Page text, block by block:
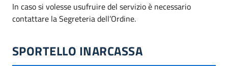
In caso si volesse usufruire del servizio è necessario
contattare la Segreteria dell’Ordine.
SPORTELLO INARCASSA